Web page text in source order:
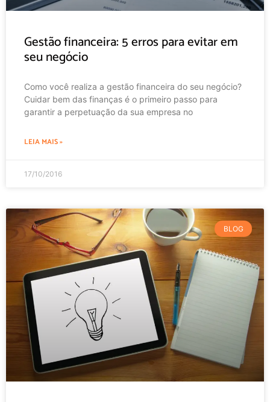
Gestão financeira: 5 erros para evitar em
seu negócio
Como você realiza a gestão financeira do seu negócio?
Cuidar bem das finanças é o primeiro passo para
garantir a perpetuação da sua empresa no
LEIA MAIS »
17/10/2016
BLOG